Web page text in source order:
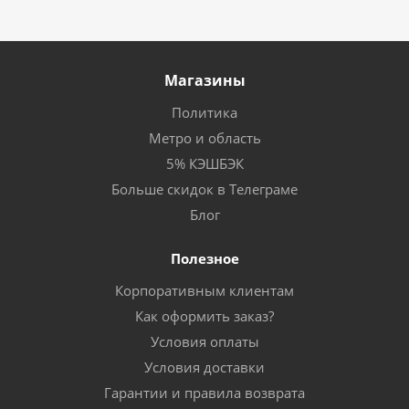
Магазины
Политика
Метро и область
5% КЭШБЭК
Больше скидок в Телеграме
Блог
Полезное
Корпоративным клиентам
Как оформить заказ?
Условия оплаты
Условия доставки
Гарантии и правила возврата